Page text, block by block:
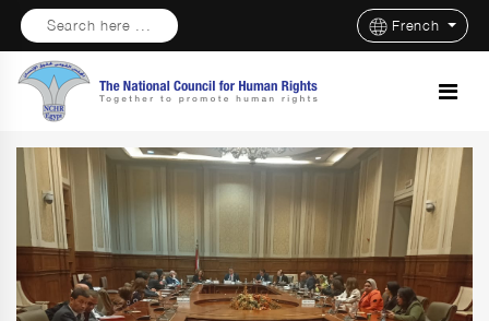
Search here ... French